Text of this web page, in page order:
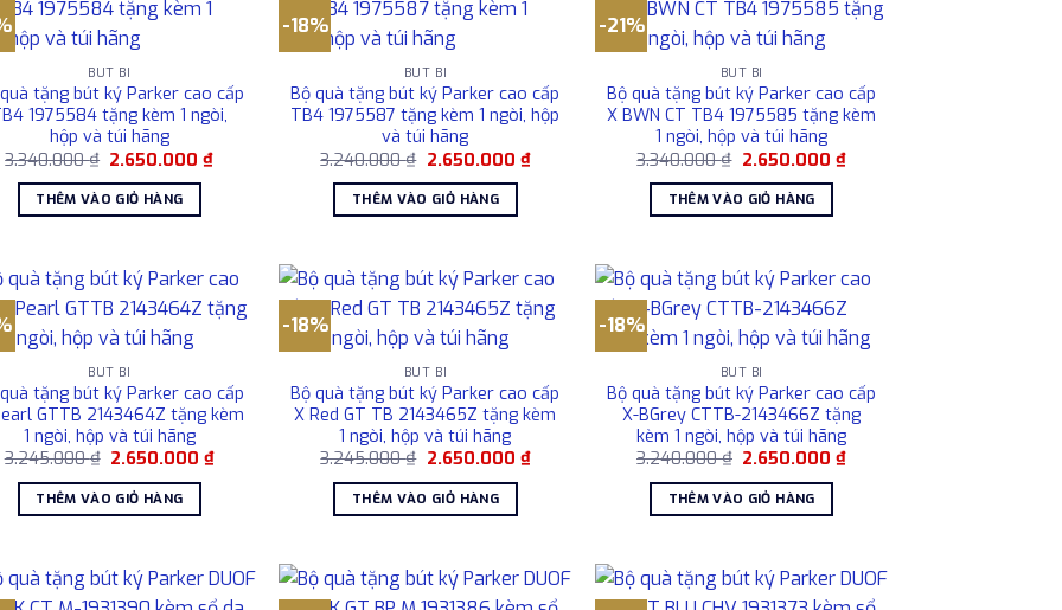
BÚT BI
tặng bút ký Parker cao cấp
1975584 tặng kèm 1 ngòi,
hộp và túi hãng
3.340.000₫ Giá
là:
3.340.000 ₫.
2.650.000₫Giá
THÊM VÀO GIỎ HÀNG
-18%
BÚT BI
Bộ quà tặng bút ký Parker cao cấp
TB4 1975587 tặng kèm 1 ngòi, hộp
và túi hãng
3.240.000₫ Giá
là:
3.240.000 ₫.
2.650.000 ₫Giá
THÊM VÀO GIỎ HÀNG
-21%
BÚT BI
Bộ quà tặng bút ký Parker cao cấp
X BWN CT TB4 1975585 tặng kèm
1 ngòi, hộp và túi hãng
3.340.000₫ Giá
là:
3.340.000 ₫.
2.650.000 ₫Giá
THÊM VÀO GIỎ HÀNG
BÚT BI
tặng bút ký Parker cao cấp
GTTB 2143464Z tặng kèm
1 ngòi, hộp và túi hãng
3.245.000₫ Giá
là:
3.245.000 ₫.
2.650.000 ₫Giá
THÊM VÀO GIỎ HÀNG
-18%
BÚT BI
Bộ quà tặng bút ký Parker cao cấp
X Red GT TB 2143465Z tặng kèm
1 ngòi, hộp và túi hãng
3.245.000₫ Giá
là:
3.245.000 ₫.
2.650.000 ₫Giá
THÊM VÀO GIỎ HÀNG
-18%
BÚT BI
Bộ quà tặng bút ký Parker cao cấp
X-BGrey CTTB-2143466Z tặng
kèm 1 ngòi, hộp và túi hãng
3.240.000₫ Giá
là:
3.240.000 ₫.
2.650.000₫Giá
THÊM VÀO GIỎ HÀNG